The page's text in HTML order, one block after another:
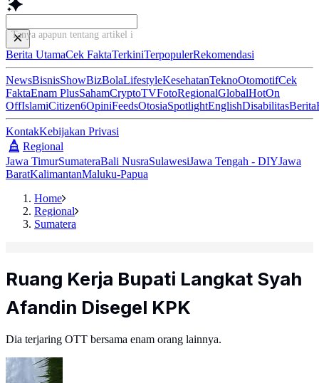
Tanya apapun tentang artikel ini...
Berita UtamaCek FaktaTerkiniTerpopulerRekomendasi
NewsBisnisShowBizBolaLifestyleKesehatanTeknoOtomotifCek
FaktaEnam PlusSahamCryptoTVFotoRegionalGlobalHotOn
OffIslamiCitizen6OpiniFeedsOtosiaSpotlightEnglishDisabilitasBerita
KontakKebijakan Privasi
Regional
Jawa TimurSumateraBali NusraSulawesiJawa Tengah - DIYJawa
BaratKalimantanMaluku-Papua
Home
Regional
Sumatera
Ruang Kerja Bupati Langkat Syah
Afandin Disegel KPK
Dia terjaring OTT bersama enam orang lainnya.